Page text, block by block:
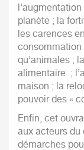
planète ; la
les carences
consommation
qu’animales ;
alimentaire ;
maison ; la
pouvoir des «
Enfin, cet
aux acteurs du
démarches